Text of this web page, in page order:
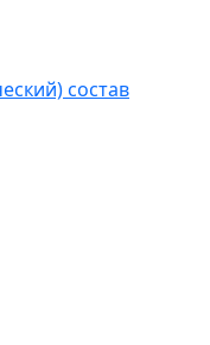
состав